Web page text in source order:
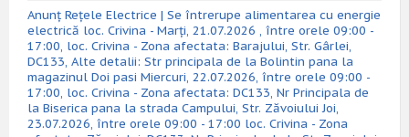
Anunț Rețele Electrice | Se întrerupe alimentarea cu energie
electrică loc. Crivina - Marți, 21.07.2026 , între orele 09:00 -
17:00, loc. Crivina - Zona afectata: Barajului, Str. Gârlei,
DC133, Alte detalii: Str principala de la Bolintin pana la
magazinul Doi pasi Miercuri, 22.07.2026, între orele 09:00 -
17:00, loc. Crivina - Zona afectata: DC133, Nr Principala de
la Biserica pana la strada Campului, Str. Zăvoiului Joi,
23.07.2026, între orele 09:00 - 17:00 loc. Crivina - Zona